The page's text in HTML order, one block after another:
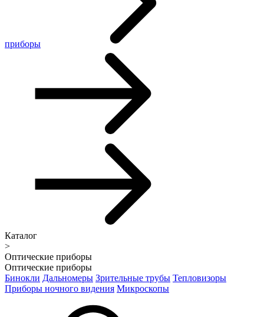
приборы
Каталог
>
Оптические приборы
Оптические приборы
Бинокли Дальномеры Зрительные трубы Тепловизоры
Приборы ночного видения Микроскопы